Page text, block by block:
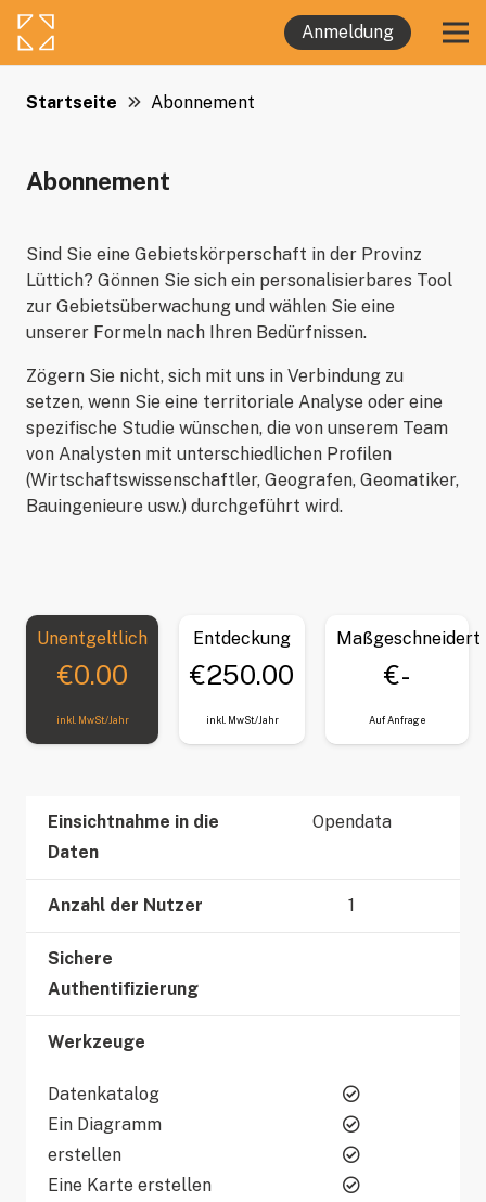
Anmeldung
Startseite Abonnement
Abonnement
Sind Sie eine Gebietskörperschaft in der Provinz
Lüttich? Gönnen Sie sich ein personalisierbares Tool
zur Gebietsüberwachung und wählen Sie eine
unserer Formeln nach Ihren Bedürfnissen.
Zögern Sie nicht, sich mit uns in Verbindung zu
setzen, wenn Sie eine territoriale Analyse oder eine
spezifische Studie wünschen, die von unserem Team
von Analysten mit unterschiedlichen Profilen
(Wirtschaftswissenschaftler, Geografen, Geomatiker,
Bauingenieure usw.) durchgeführt wird.
Unentgeltlich
€0.00
inkl. MwSt./Jahr
Entdeckung
€250.00
inkl. MwSt./Jahr
Maßgeschneidert
€-
Auf Anfrage
Einsichtnahme in die
Daten
Opendata
Anzahl der Nutzer 1
Sichere
Authentifizierung
Werkzeuge
Datenkatalog
Ein Diagramm
erstellen
Eine Karte erstellen